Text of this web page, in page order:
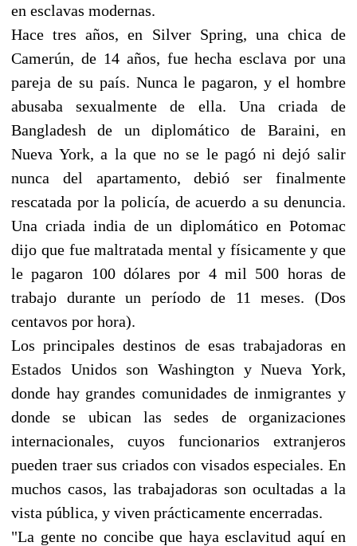
en esclavas modernas.
Hace tres años, en Silver Spring, una chica de
Camerún, de 14 años, fue hecha esclava por una
pareja de su país. Nunca le pagaron, y el hombre
abusaba sexualmente de ella. Una criada de
Bangladesh de un diplomático de Baraini, en
Nueva York, a la que no se le pagó ni dejó salir
nunca del apartamento, debió ser finalmente
rescatada por la policía, de acuerdo a su denuncia.
Una criada india de un diplomático en Potomac
dijo que fue maltratada mental y físicamente y que
le pagaron 100 dólares por 4 mil 500 horas de
trabajo durante un período de 11 meses. (Dos
centavos por hora).
Los principales destinos de esas trabajadoras en
Estados Unidos son Washington y Nueva York,
donde hay grandes comunidades de inmigrantes y
donde se ubican las sedes de organizaciones
internacionales, cuyos funcionarios extranjeros
pueden traer sus criados con visados especiales. En
muchos casos, las trabajadoras son ocultadas a la
vista pública, y viven prácticamente encerradas.
"La gente no concibe que haya esclavitud aquí en